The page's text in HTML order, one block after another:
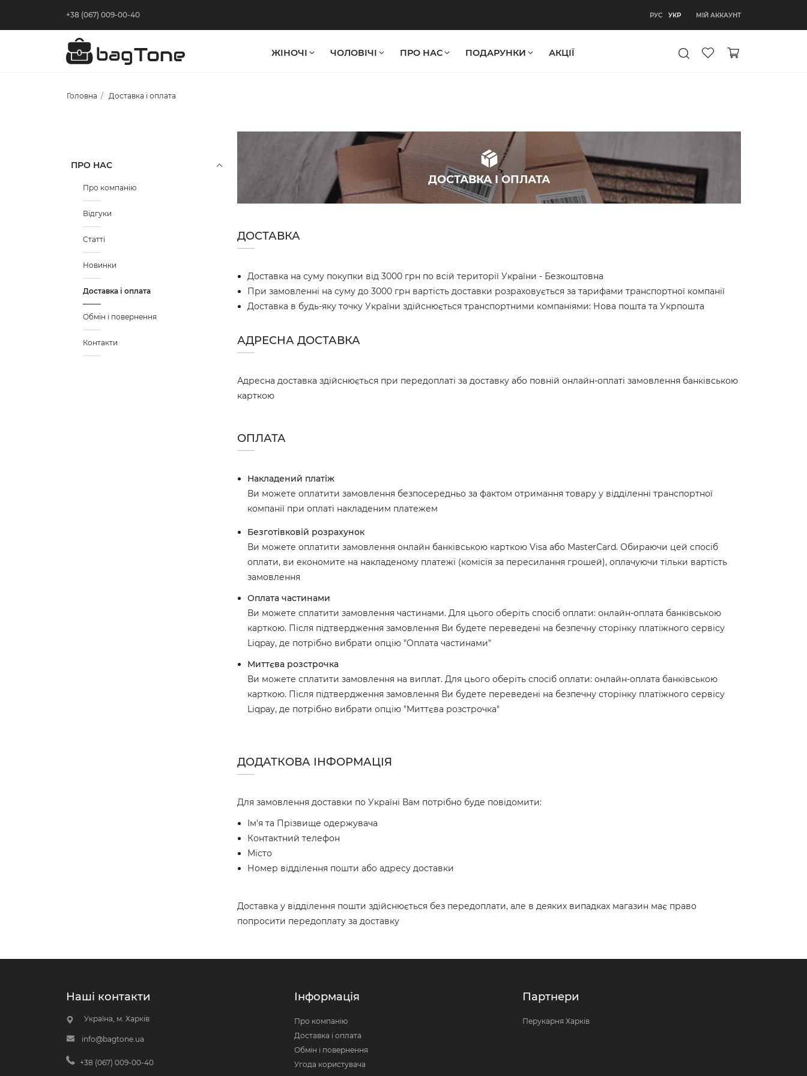
+38 (067) 009-00-40 РУС УКР МІЙ АККАУНТ
ЖІНОЧІ ЧОЛОВІЧІ АКЦІЇ
ПРО НАС ПОДАРУНКИ
Головна Доставка і оплата
ПРО НАС
Про компанію
Обмін і повернення
Доставка і оплата
Контакти
Новинки
Статті
Відгуки
ДОСТАВКА І ОПЛАТА
ДОСТАВКА
Доставка на суму покупки від 3000 грн по всій території України - Безкоштовна
При замовленні на суму до 3000 грн вартість доставки розраховується за тарифами транспортної компанії
Доставка в будь-яку точку України здійснюється транспортними компаніями: Нова пошта та Укрпошта
АДРЕСНА ДОСТАВКА
Адресна доставка здійснюється при передоплаті за доставку або повній онлайн-оплаті замовлення банківською
карткою
ОПЛАТА
Накладений платіж
Ви можете оплатити замовлення безпосередньо за фактом отримання товару у відділенні транспортної
компанії при оплаті накладеним платежем
Безготівковій розрахунок
Ви можете оплатити замовлення онлайн банківською карткою Visa або MasterCard. Обираючи цей спосіб
оплати, ви економите на накладеному платежі (комісія за пересилання грошей), оплачуючи тільки вартість
замовлення
Оплата частинами
Ви можете сплатити замовлення частинами. Для цього оберіть спосіб оплати: онлайн-оплата банківською
карткою. Після підтвердження замовлення Ви будете переведені на безпечну сторінку платіжного сервісу
Liqpay, де потрібно вибрати опцію "Оплата частинами"
Миттєва розстрочка
Ви можете сплатити замовлення на виплат. Для цього оберіть спосіб оплати: онлайн-оплата банківською
карткою. Після підтвердження замовлення Ви будете переведені на безпечну сторінку платіжного сервісу
Liqpay, де потрібно вибрати опцію "Миттєва розстрочка"
ДОДАТКОВА ІНФОРМАЦІЯ
Для замовлення доставки по Україні Вам потрібно буде повідомити:
Ім'я та Прізвище одержувача
Контактний телефон
Місто
Номер відділення пошти або адресу доставки
Доставка у відділення пошти здійснюється без передоплати, але в деяких випадках магазин має право
попросити передоплату за доставку
Наші контакти
Україна, м. Харків
info@bagtone.ua
+38 (067) 009-00-40
Інформація
Про компанію
Доставка і оплата
Обмін і повернення
Угода користувача
Партнери
Перукарня Харків